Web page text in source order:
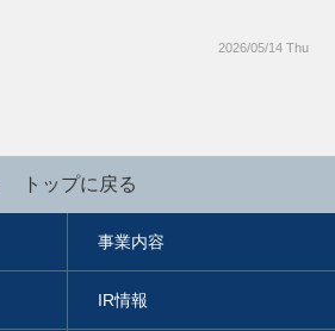
2026/05/14 Thu
トップに戻る
事業内容
IR情報